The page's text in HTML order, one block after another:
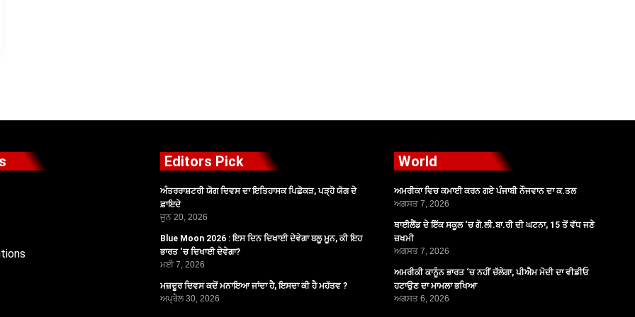
Editors Pick
ਅੰਤਰਰਾਸ਼ਟਰੀ ਯੋਗ ਦਿਵਸ ਦਾ ਇਤਿਹਾਸਕ ਪਿਛੋਕੜ, ਪੜ੍ਹੋ ਯੋਗ ਦੇ
ਫ਼ਾਇਦੇ
ਜੂਨ 20, 2026
Blue Moon 2026 : ਇਸ ਦਿਨ ਦਿਖਾਈ ਦੇਵੇਗਾ ਬਲੂ ਮੂਨ, ਕੀ ਇਹ
ਭਾਰਤ ‘ਚ ਦਿਖਾਈ ਦੇਵੇਗਾ?
ਮਈ 7, 2026
ਮਜ਼ਦੂਰ ਦਿਵਸ ਕਦੋਂ ਮਨਾਇਆ ਜਾਂਦਾ ਹੈ, ਇਸਦਾ ਕੀ ਹੈ ਮਹੱਤਵ ?
ਅਪ੍ਰੈਲ 30, 2026
World
ਅਮਰੀਕਾ ਵਿਚ ਕਮਾਈ ਕਰਨ ਗਏ ਪੰਜਾਬੀ ਨੌਜਵਾਨ ਦਾ ਕ.ਤਲ
ਅਗਸਤ 7, 2026
ਥਾਈਲੈਂਡ ਦੇ ਇੱਕ ਸਕੂਲ ‘ਚ ਗੋ.ਲੀ.ਬਾ.ਰੀ ਦੀ ਘਟਨਾ, 15 ਤੋਂ ਵੱਧ ਜਣੇ
ਜ਼ਖਮੀ
ਅਗਸਤ 7, 2026
ਅਮਰੀਕੀ ਕਾਨੂੰਨ ਭਾਰਤ ‘ਚ ਨਹੀਂ ਚੱਲੇਗਾ, ਪੀਐਮ ਮੋਦੀ ਦਾ ਵੀਡੀਓ
ਹਟਾਉਣ ਦਾ ਮਾਮਲਾ ਭਖਿਆ
ਅਗਸਤ 6, 2026